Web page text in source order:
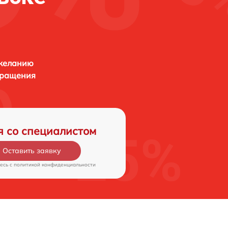
со специалистом
Оставить заявку
c политикой конфиденциальности